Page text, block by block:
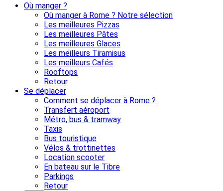
Où manger ?
Où manger à Rome ? Notre sélection
Les meilleures Pizzas
Les meilleures Pâtes
Les meilleures Glaces
Les meilleurs Tiramisus
Les meilleurs Cafés
Rooftops
Retour
Se déplacer
Comment se déplacer à Rome ?
Transfert aéroport
Métro, bus & tramway
Taxis
Bus touristique
Vélos & trottinettes
Location scooter
En bateau sur le Tibre
Parkings
Retour